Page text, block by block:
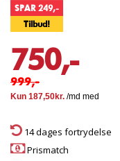
SPAR 249,-
Tilbud!
750,-
999,-
14 dages fortrydelse
Prismatch